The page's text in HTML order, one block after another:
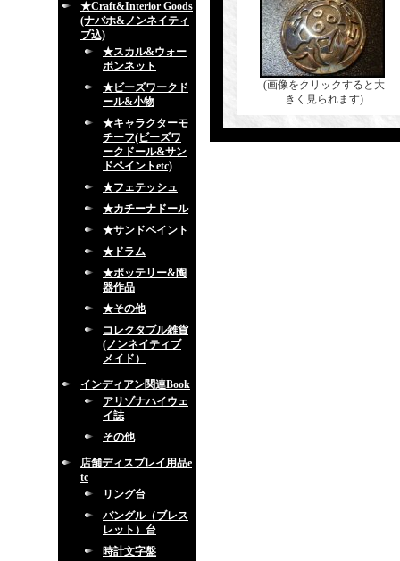
★Craft&Interior Goods
(ナバホ&ノンネイティ
ブ込)
★スカル&ウォー
ボンネット
★ビーズワークド
ール&小物
★キャラクターモ
チーフ(ビーズワ
ークドール&サン
ドペイントetc)
★フェテッシュ
★カチーナドール
★サンドペイント
★ドラム
★ポッテリー&陶
器作品
★その他
コレクタブル雑貨
(ノンネイティブ
メイド）
インディアン関連Book
アリゾナハイウェ
イ誌
その他
店舗ディスプレイ用品e
tc
リング台
バングル（ブレス
レット）台
時計文字盤
(画像をクリックすると大
きく見られます)